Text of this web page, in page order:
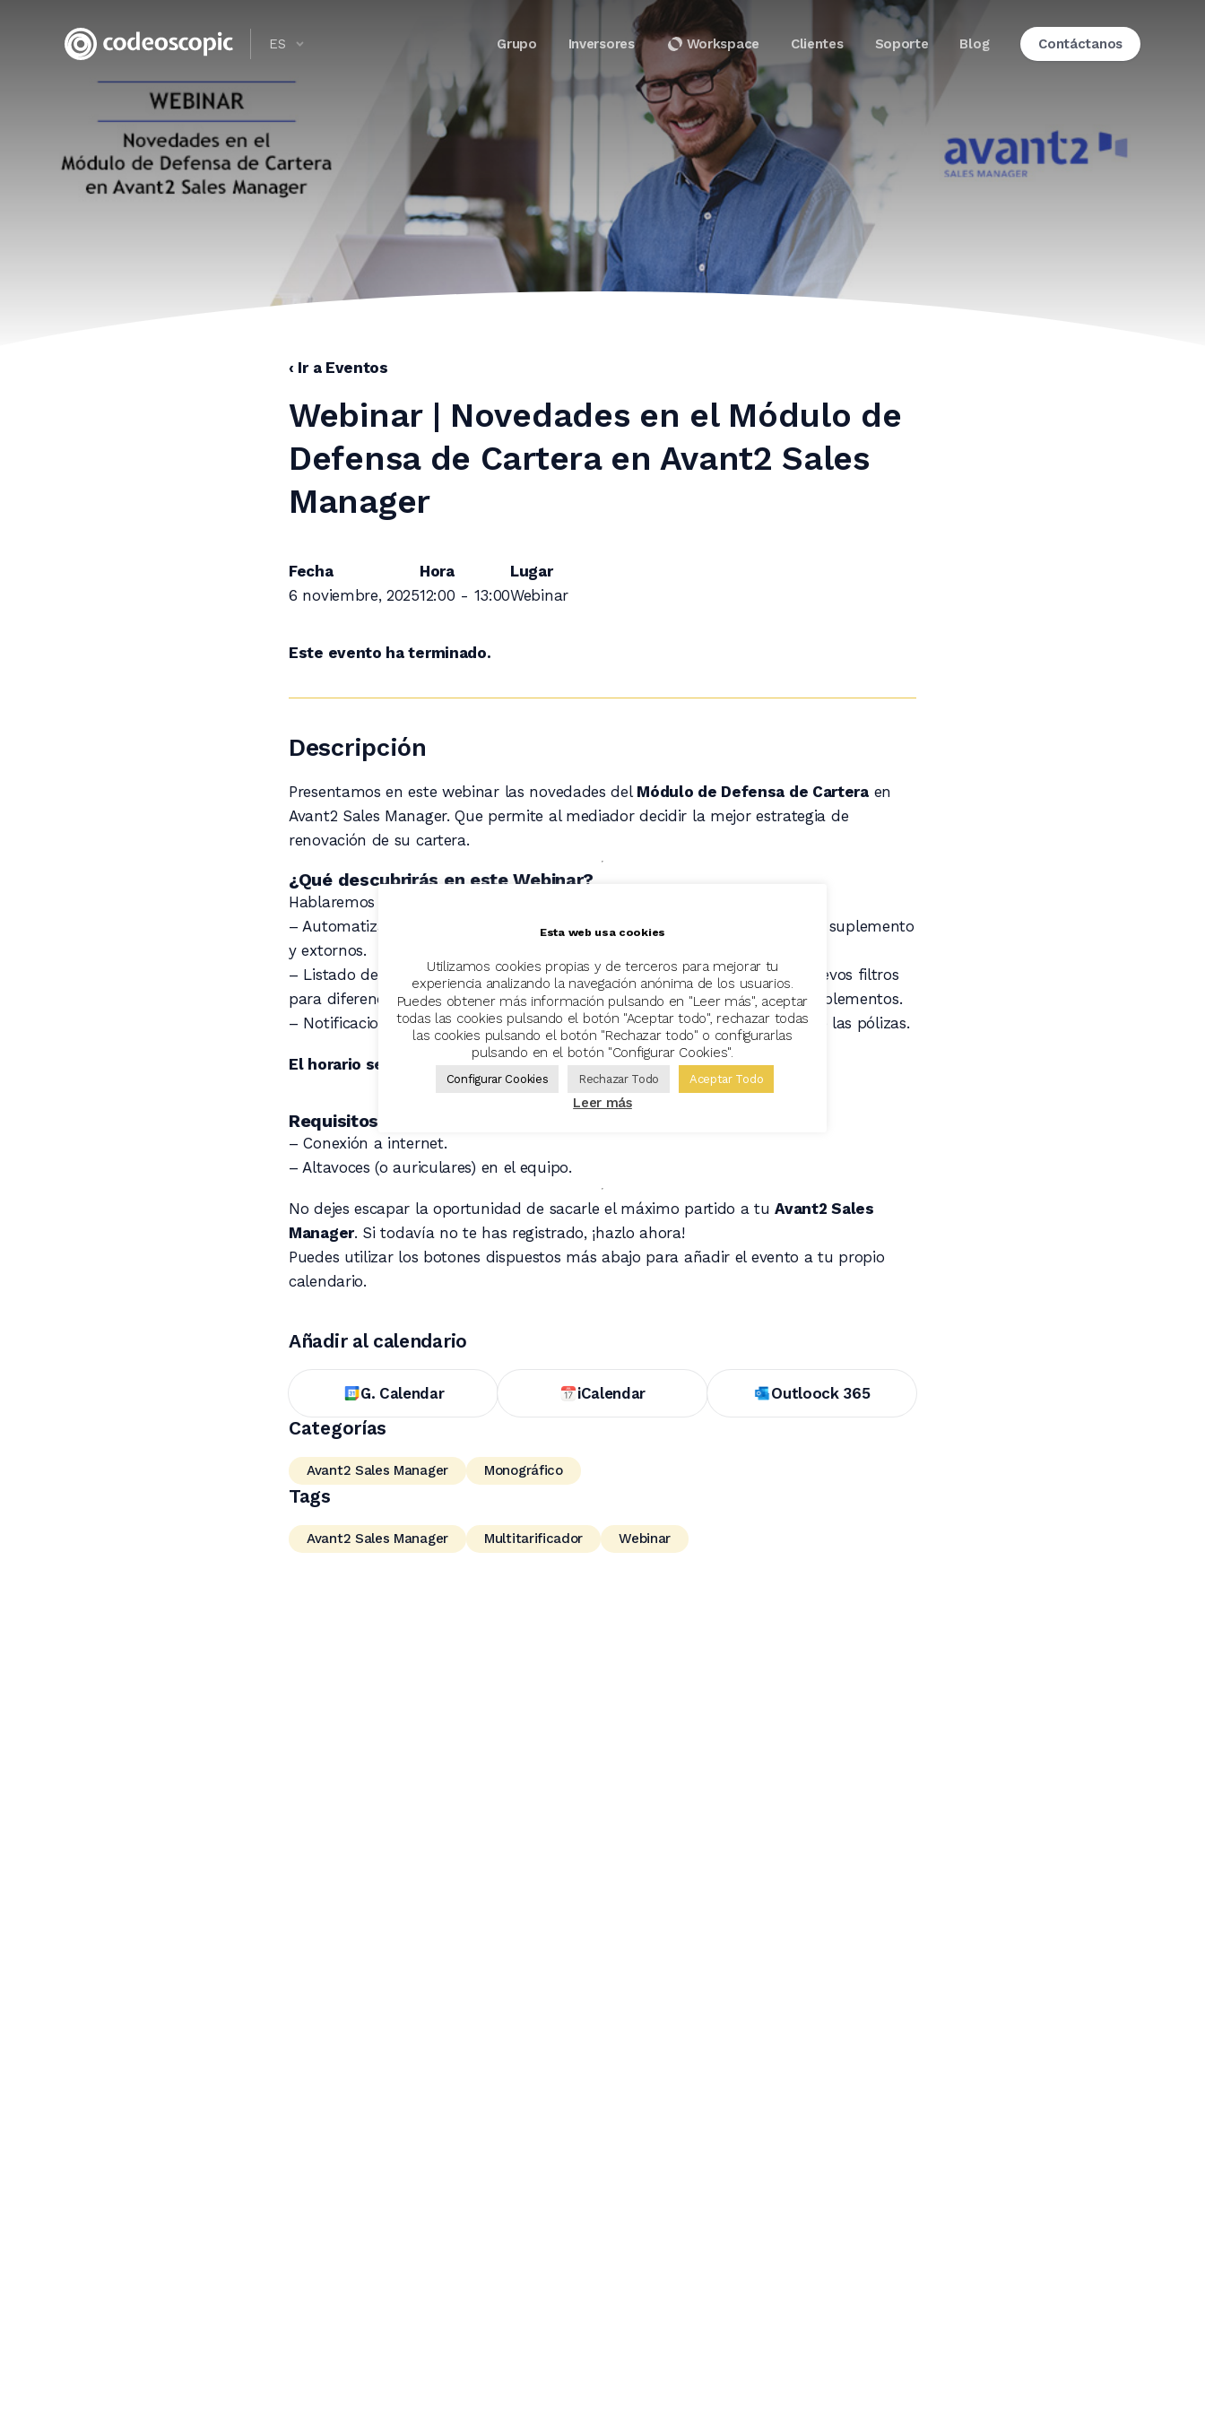
ES Grupo Inversores Workspace Clientes Soporte Blog Contáctanos
‹ Ir a Eventos
Webinar | Novedades en el Módulo de
Defensa de Cartera en Avant2 Sales
Manager
Fecha
6 noviembre, 2025
Hora
12:00 - 13:00
Lugar
Webinar
Este evento ha terminado.
Descripción
Presentamos en este webinar las novedades del Módulo de Defensa de Carteraen
Avant2 Sales Manager. Que permite al mediador decidir la mejor estrategia de
renovación de su cartera.
¿Qué descubrirás en este Webinar?
Hablaremos del módulo y las mejoras incorporadas en los últimos meses:
– Automatizaciones; con nuevos parámetros de configuración, compañias, suplemento
y extornos.
– Listado de defensa; con modificaciones masivas, exportación a excel, nuevos filtros
para diferenciar las tarificaciones automáticas, y avisos ante extronos y suplementos.
– Notificaciones; posibilidad de configurar avisos sobre las renovaciones de las pólizas.
El horario será de 12:00h a 13:00h
Requisitos para el seminario:
– Conexión a internet.
– Altavoces (o auriculares) en el equipo.
No dejes escapar la oportunidad de sacarle el máximo partido a tuAvant2 Sales
Manager. Si todavía no te has registrado, ¡hazlo ahora!
Puedes utilizar los botones dispuestos más abajo para añadir el evento a tu propio
calendario.
Añadir al calendario
G. Calendar iCalendar Outloock 365
Categorías
Avant2 Sales Manager Monográfico
Tags
Avant2 Sales Manager Multitarificador Webinar
Esta web usa cookies
Utilizamos cookies propias y de terceros para mejorar tu
experiencia analizando la navegación anónima de los usuarios.
Puedes obtener más información pulsando en "Leer más", aceptar
todas las cookies pulsando el botón "Aceptar todo", rechazar todas
las cookies pulsando el botón "Rechazar todo" o configurarlas
pulsando en el botón "Configurar Cookies".
Configurar Cookies Rechazar Todo Aceptar Todo
Leer más